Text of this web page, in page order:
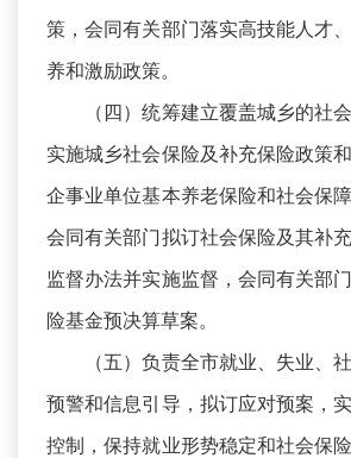
策，会同有关部门落实高技能人才
养和激励政策。
（四）统筹建立覆盖城乡的社会
实施城乡社会保险及补充保险政策
企事业单位基本养老保险和社会保
会同有关部门拟订社会保险及其补
监督办法并实施监督，会同有关部
险基金预决算草案。
（五）负责全市就业、失业、社
预警和信息引导，拟订应对预案，
控制，保持就业形势稳定和社会保